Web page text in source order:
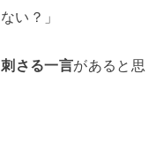
い？」
さる一言があると思